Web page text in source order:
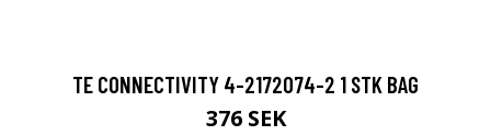
TE CONNECTIVITY 4-2172074-2 1 STK BAG
376 SEK